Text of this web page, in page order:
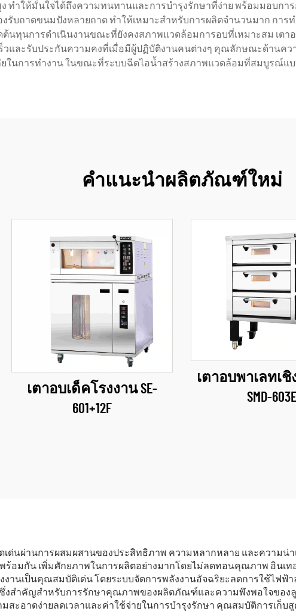
ทำให้มั่นใจได้ถึงความทนทานและการบำรุงรักษาที่ง่าย พร้อมมอบก
รับถาดขนมปังหลายถาด ทำให้เหมาะสำหรับการผลิตจำนวนมาก กา
นทุนการดำเนินงานขณะที่ยังคงสภาพแวดล้อมการอบที่เหมาะสม เต
ร็วและรับประกันความคงที่เมื่อมีผู้ปฏิบัติงานคนต่างๆ คุณลักษณะด้านค
ในการทำงาน ในขณะที่ระบบฉีดไอน้ำสร้างสภาพแวดล้อมที่สมบูรณ์แ
คำแนะนำผลิตภัณฑ์ใหม่
เตาอบเด็คโรงงาน SE-
601+12F
เตาอบพาเลทเ
SMD-603E
ด่นผ่านการผสมผสานของประสิทธิภาพ ความหลากหลาย และความน่
อมกัน เพิ่มศักยภาพในการผลิตอย่างมากโดยไม่ลดทอนคุณภาพ อินเท
นเป็นคุณสมบัติเด่น โดยระบบจัดการพลังงานอัจฉริยะลดการใช้ไฟฟ้าล
สำคัญสำหรับการรักษาคุณภาพของผลิตภัณฑ์และความพึงพอใจของลู
สะอาดง่ายลดเวลาและค่าใช้จ่ายในการบำรุงรักษา คุณสมบัติการเก็